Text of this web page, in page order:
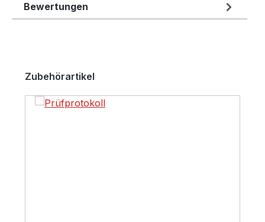
Bewertungen
Produktgalerie überspringen
Zubehörartikel